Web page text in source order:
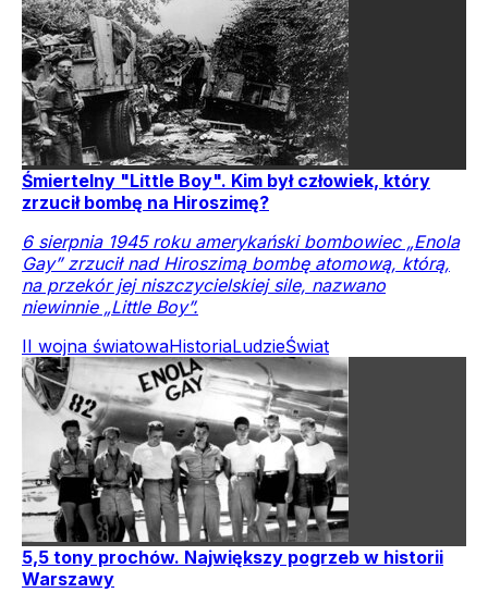
Śmiertelny "Little Boy". Kim był człowiek, który
zrzucił bombę na Hiroszimę?
6 sierpnia 1945 roku amerykański bombowiec „Enola
Gay” zrzucił nad Hiroszimą bombę atomową, którą,
na przekór jej niszczycielskiej sile, nazwano
niewinnie „Little Boy”.
II wojna światowaHistoriaLudzieŚwiat
5,5 tony prochów. Największy pogrzeb w historii
Warszawy